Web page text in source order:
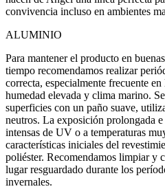
convivencia incluso en ambientes
ALUMINIO
Para mantener el producto en
tiempo recomendamos realizar
correcta, especialmente frecuente
humedad elevada y clima marino.
superficies con un paño suave,
neutros. La exposición prolongada
intensas de UV o a temperaturas
características iniciales del
poliéster. Recomendamos limpiar y
lugar resguardado durante los
invernales.